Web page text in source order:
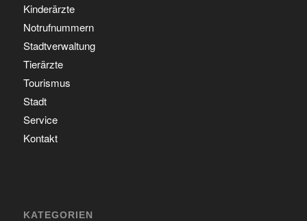
Kinderärzte
Notrufnummern
Stadtverwaltung
Tierärzte
Tourismus
Stadt
Service
Kontakt
KATEGORIEN